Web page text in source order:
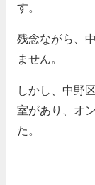
す。
残念ながら、
ません。
しかし、中野
室があり、オ
た。